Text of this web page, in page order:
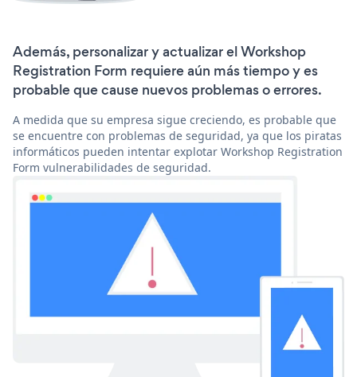
Además, personalizar y actualizar el Workshop
Registration Form requiere aún más tiempo y es
probable que cause nuevos problemas o errores.
A medida que su empresa sigue creciendo, es probable que
se encuentre con problemas de seguridad, ya que los piratas
informáticos pueden intentar explotar Workshop Registration
Form vulnerabilidades de seguridad.